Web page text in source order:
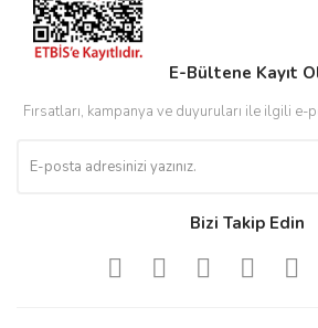
E-Bültene Kayıt
Fırsatları, kampanya ve duyuruları ile ilgili e-
Bizi Takip Edin